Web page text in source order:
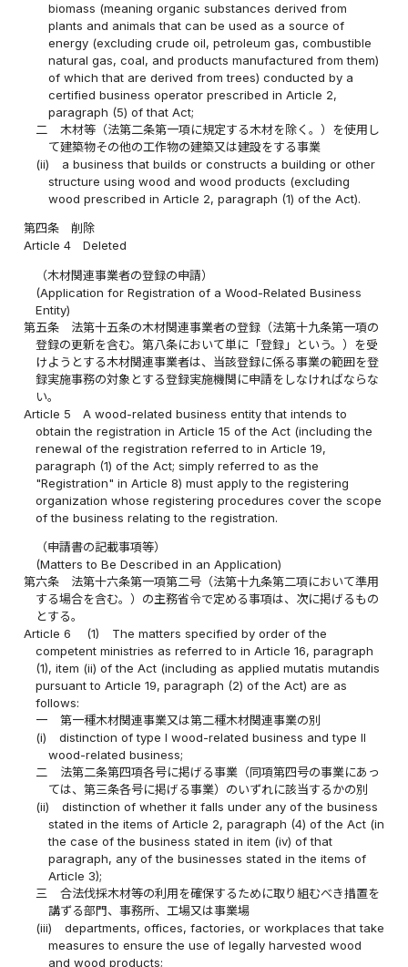
biomass (meaning organic substances derived from
plants and animals that can be used as a source of
energy (excluding crude oil, petroleum gas, combustible
natural gas, coal, and products manufactured from them)
of which that are derived from trees) conducted by a
certified business operator prescribed in Article 2,
paragraph (5) of that Act;
二
木材等（法第二条第一項に規定する木材を除く。）を使用し
て建築物その他の工作物の建築又は建設をする事業
(ii)
a business that builds or constructs a building or other
structure using wood and wood products (excluding
wood prescribed in Article 2, paragraph (1) of the Act).
第四条
削除
Article 4
Deleted
（木材関連事業者の登録の申請）
(Application for Registration of a Wood-Related Business
Entity)
第五条
法第十五条の木材関連事業者の登録（法第十九条第一項の
登録の更新を含む。第八条において単に「登録」という。）を受
けようとする木材関連事業者は、当該登録に係る事業の範囲を登
録実施事務の対象とする登録実施機関に申請をしなければならな
い。
Article 5
A wood-related business entity that intends to
obtain the registration in Article 15 of the Act (including the
renewal of the registration referred to in Article 19,
paragraph (1) of the Act; simply referred to as the
"Registration" in Article 8) must apply to the registering
organization whose registering procedures cover the scope
of the business relating to the registration.
（申請書の記載事項等）
(Matters to Be Described in an Application)
第六条
法第十六条第一項第二号（法第十九条第二項において準用
する場合を含む。）の主務省令で定める事項は、次に掲げるもの
とする。
Article 6
(1)
The matters specified by order of the
competent ministries as referred to in Article 16, paragraph
(1), item (ii) of the Act (including as applied mutatis mutandis
pursuant to Article 19, paragraph (2) of the Act) are as
follows:
一
第一種木材関連事業又は第二種木材関連事業の別
(i)
distinction of type I wood-related business and type II
wood-related business;
二
法第二条第四項各号に掲げる事業（同項第四号の事業にあっ
ては、第三条各号に掲げる事業）のいずれに該当するかの別
(ii)
distinction of whether it falls under any of the business
stated in the items of Article 2, paragraph (4) of the Act (in
the case of the business stated in item (iv) of that
paragraph, any of the businesses stated in the items of
Article 3);
三
合法伐採木材等の利用を確保するために取り組むべき措置を
講ずる部門、事務所、工場又は事業場
(iii)
departments, offices, factories, or workplaces that take
measures to ensure the use of legally harvested wood
and wood products;